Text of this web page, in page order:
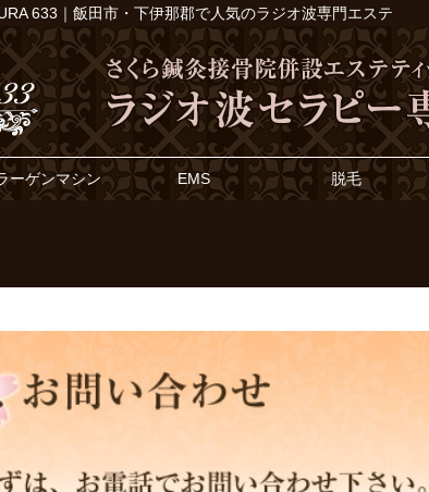
633｜飯田市・下伊那郡で人気のラジオ波専門エステ
ーゲンマシン EMS 脱毛